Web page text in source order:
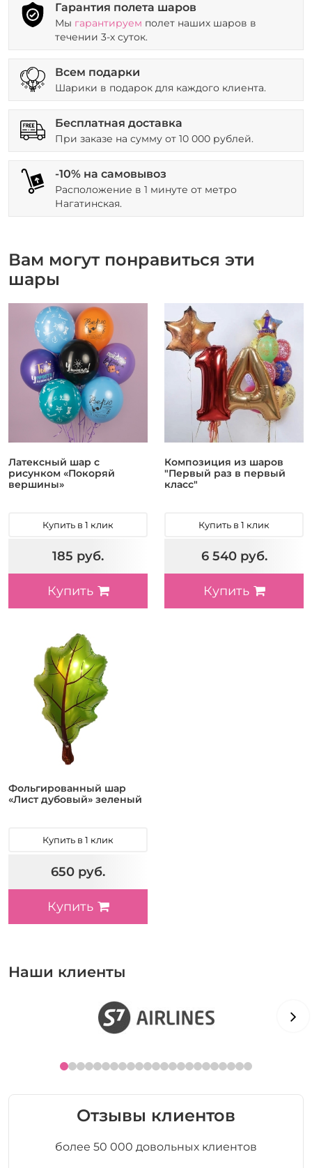
Гарантия полета шаров
Мы гарантируем полет наших шаров в
течении 3-х суток.
Всем подарки
Шарики в подарок для каждого клиента.
Бесплатная доставка
При заказе на сумму от 10 000 рублей.
-10% на самовывоз
Расположение в 1 минуте от метро
Нагатинская.
Вам могут понравиться эти
шары
Латексный шар с
рисунком «Покоряй
вершины»
Купить в 1 клик
185 руб.
Купить
Композиция из шаров
"Первый раз в первый
класс"
Купить в 1 клик
6 540 руб.
Купить
Фольгированный шар
«Лист дубовый» зеленый
Купить в 1 клик
650 руб.
Купить
Наши клиенты
Отзывы клиентов
более 50 000 довольных клиентов